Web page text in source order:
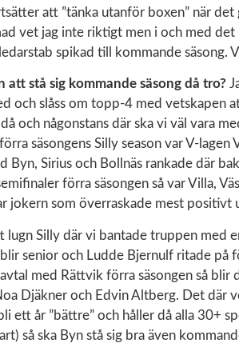
att ”tänka utanför boxen” när
vet jag inte riktigt men i och med det
spikad till kommande säsong.
att stå sig kommande säsong då tro?
och slåss om topp-4 med vetskapen
och någonstans där ska vi väl vara
säsongens Silly season var V-lagen
Byn, Sirius och Bollnäs rankade där
förra säsongen så var Villa,
jokern som överraskade mest positivt
lugn Silly där vi bantade truppen med
senior och Ludde Bjernulf ritade på
med Rättvik förra säsongen så
Djäkner och Edvin Altberg. Det där
ett år ”bättre” och håller då alla 30+
så ska Byn stå sig bra även